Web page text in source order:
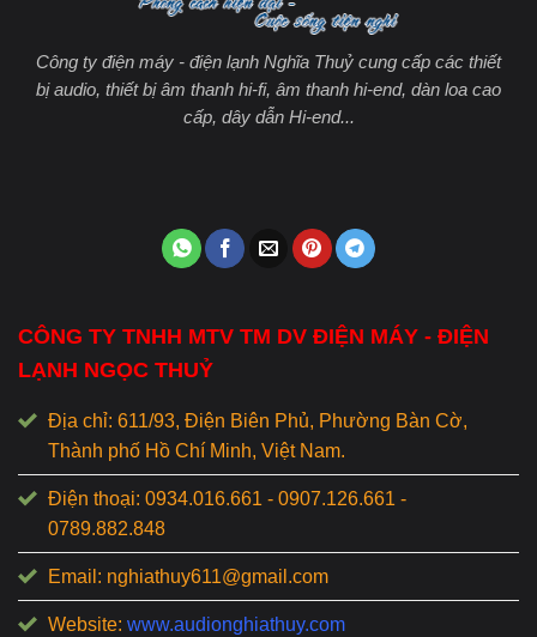
Công ty điện máy - điện lạnh Nghĩa Thuỷ cung cấp các thiết
bị audio, thiết bị âm thanh hi-fi, âm thanh hi-end, dàn loa cao
cấp, dây dẫn Hi-end...
CÔNG TY TNHH MTV TM DV ĐIỆN MÁY - ĐIỆN
LẠNH NGỌC THUỶ
Địa chỉ: 611/93, Điện Biên Phủ, Phường Bàn Cờ,
Thành phố Hồ Chí Minh, Việt Nam.
Điện thoại: 0934.016.661 - 0907.126.661 -
0789.882.848
Email: nghiathuy611@gmail.com
Website: www.audionghiathuy.com